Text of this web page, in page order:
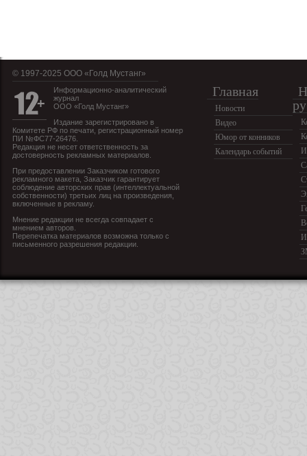
© 1997-2025 OOO «Голд Мустанг»
Информационно-аналитический
журнал
ООО «Голд Мустанг»
Издание зарегистрировано в
Комитете РФ по печати, регистрационный номер
ПИ №ФС77-26476.
Редакция не несет ответственность за
достоверность рекламных материалов.
При предоставлении Заказчиком готового
рекламного макета, Заказчик гарантирует
соблюдение авторских прав (интеллектуальной
собственности) третьих лиц на произведения,
включенные в рекламу.
Мнение редакции не всегда совпадает с
мнением авторов.
Перепечатка материалов возможна только с
письменного разрешения редакции.
Главная
Новости
Видео
Юмор от конников
Календарь событий